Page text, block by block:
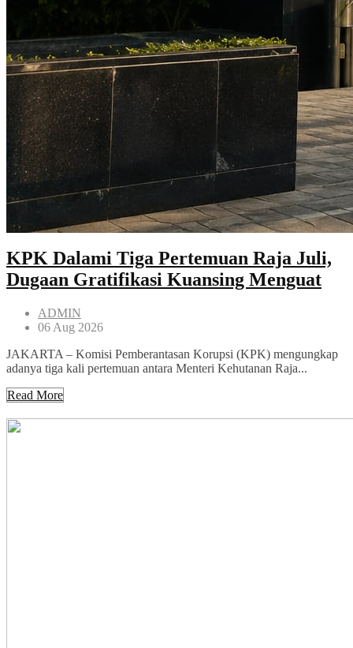
KPK Dalami Tiga Pertemuan Raja Juli,
Dugaan Gratifikasi Kuansing Menguat
ADMIN
06 Aug 2026
JAKARTA – Komisi Pemberantasan Korupsi (KPK) mengungkap
adanya tiga kali pertemuan antara Menteri Kehutanan Raja...
Read More